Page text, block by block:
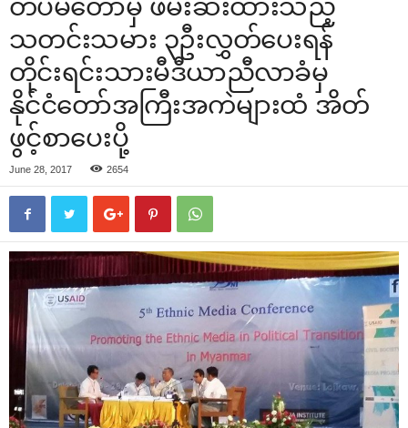
တပ်မ‌တော်မှ ဖမ်းဆီးထားသည့်
သတင်းသမား ၃ဦးလွှတ်‌ပေးရန်
တိုင်းရင်းသားမီဒီယာညီလာခံမှ
နိုင်ငံ‌တော်အကြီးအကဲများထံ အိတ်
ဖွင့်စာ‌ပေးပို့
June 28, 2017 2654